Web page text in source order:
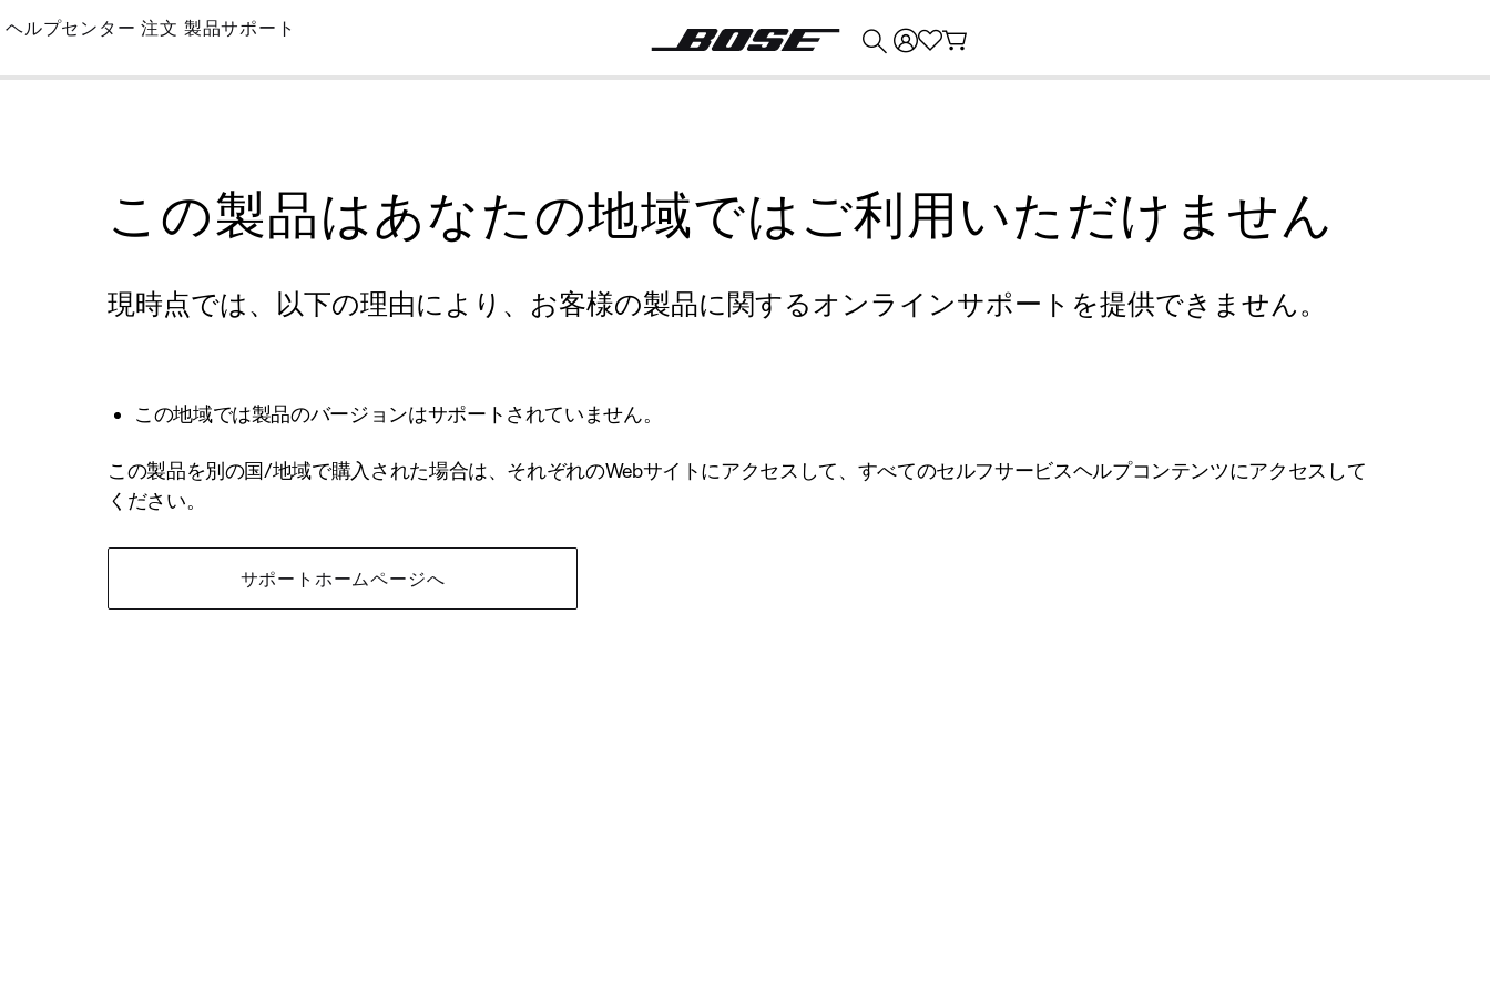
Skip
Main
ヘルプセンター 注文 製品サポート
この製品はあなたの地域ではご利用いただけません
現時点では、以下の理由により、お客様の製品に関するオンラインサポートを提供できません。
この地域では製品のバージョンはサポートされていません。
この製品を別の国/地域で購入された場合は、それぞれのWebサイトにアクセスして、すべてのセルフサービスヘルプコンテンツにアクセスして
ください。
サポートホームページへ